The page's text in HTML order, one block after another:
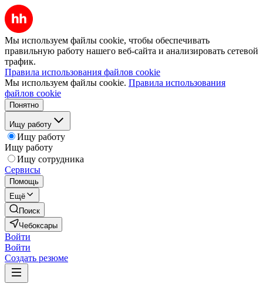
Мы используем файлы cookie, чтобы обеспечивать
правильную работу нашего веб-сайта и анализировать сетевой
трафик.
Правила использования файлов cookie
Мы используем файлы cookie. Правила использования
файлов cookie
Понятно
Ищу работу
Ищу работу
Ищу работу
Ищу сотрудника
Сервисы
Помощь
Ещё
Поиск
Чебоксары
Войти
Войти
Создать резюме